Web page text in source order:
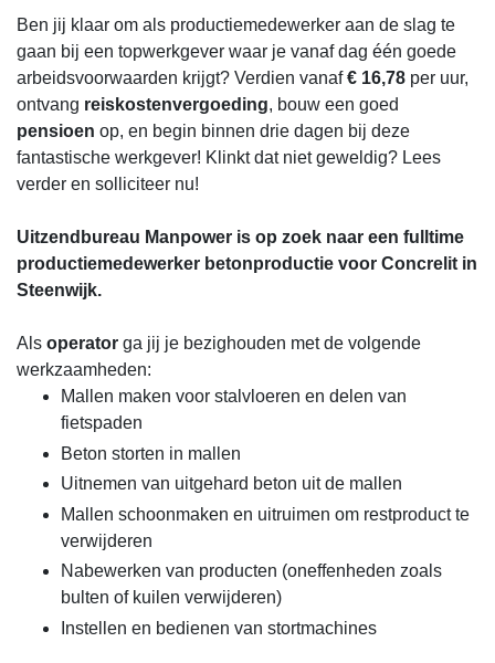
Ben jij klaar om als productiemedewerker aan de slag te
gaan bij een topwerkgever waar je vanaf dag één goede
arbeidsvoorwaarden krijgt? Verdien vanaf€ 16,78 per uur,
ontvang reiskostenvergoeding, bouw een goed
pensioen op, en begin binnen drie dagen bij deze
fantastische werkgever! Klinkt dat niet geweldig? Lees
verder en solliciteer nu!
Uitzendbureau Manpower is op zoek naar een fulltime
productiemedewerker betonproductie voor Concrelit in
Steenwijk.
Als operator ga jij je bezighouden met de volgende
werkzaamheden:
Mallen maken voor stalvloeren en delen van
fietspaden
Beton storten in mallen
Uitnemen van uitgehard beton uit de mallen
Mallen schoonmaken en uitruimen om restproduct te
verwijderen
Nabewerken van producten (oneffenheden zoals
bulten of kuilen verwijderen)
Instellen en bedienen van stortmachines